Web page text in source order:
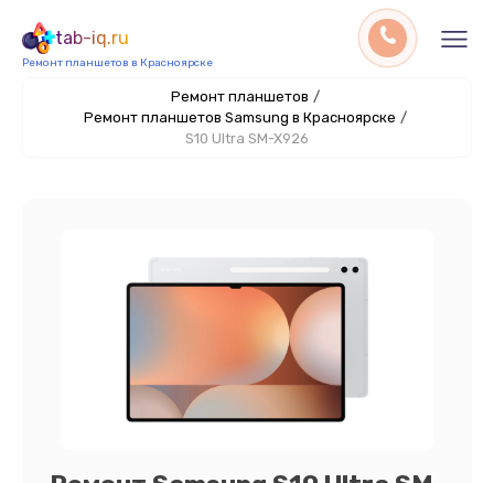
tab-iq.ru
Ремонт планшетов в Красноярске
Ремонт планшетов /
Ремонт планшетов Samsung в Красноярске /
S10 Ultra SM-X926